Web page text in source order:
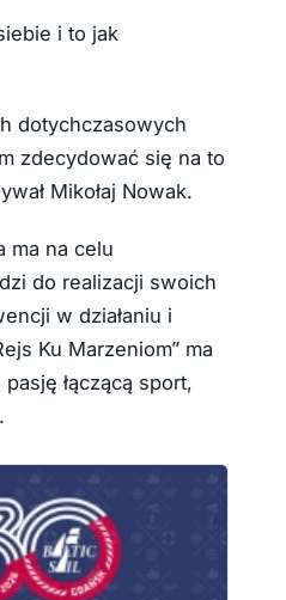
i to jak
dotychczasowych
zdecydować się na to
Mikołaj Nowak.
ma na celu
do realizacji swoich
w działaniu i
Ku Marzeniom” ma
łączącą sport,